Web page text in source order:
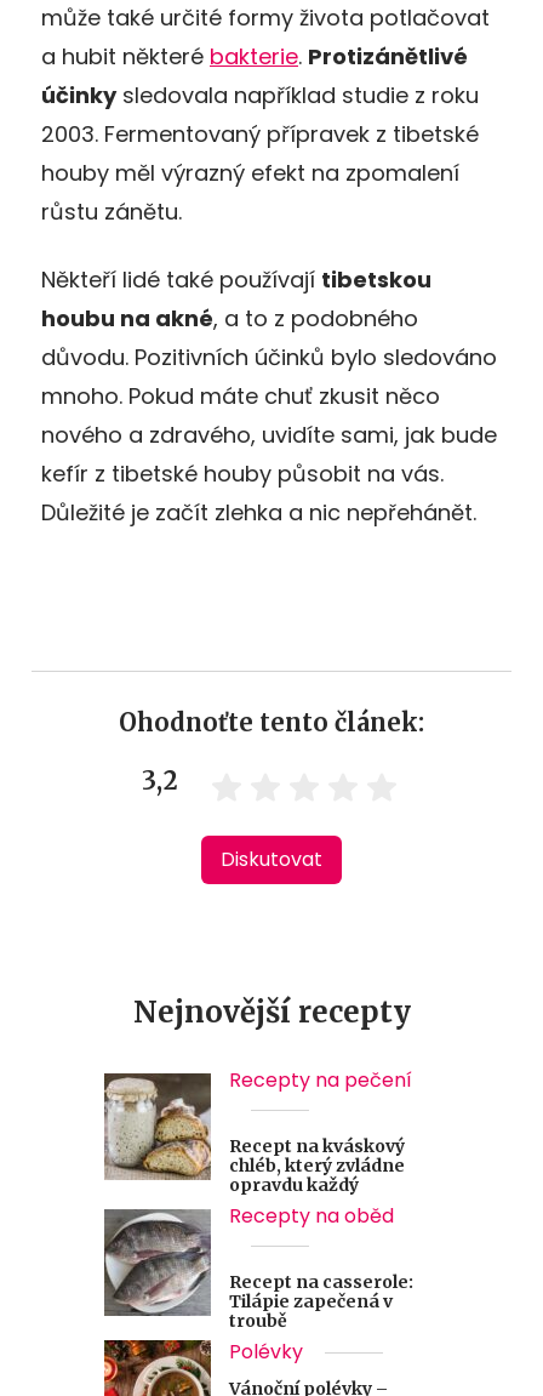
může také určité formy života potlačovat
a hubit některé bakterie. Protizánětlivé
účinkysledovala například studie z roku
2003. Fermentovaný přípravek z tibetské
houby měl výrazný efekt na zpomalení
růstu zánětu.
Někteří lidé také používají tibetskou
houbu na akné, a to z podobného
důvodu. Pozitivních účinků bylo sledováno
mnoho. Pokud máte chuť zkusit něco
nového a zdravého, uvidíte sami, jak bude
kefír z tibetské houby působit na vás.
Důležité je začít zlehka a nic nepřehánět.
Ohodnoťte tento článek:
3,2
Diskutovat
Nejnovější recepty
Recepty na pečení
Recept na kváskový
chléb, který zvládne
opravdu každý
Recepty na oběd
Recept na casserole:
Tilápie zapečená v
troubě
Polévky
Vánoční polévky –